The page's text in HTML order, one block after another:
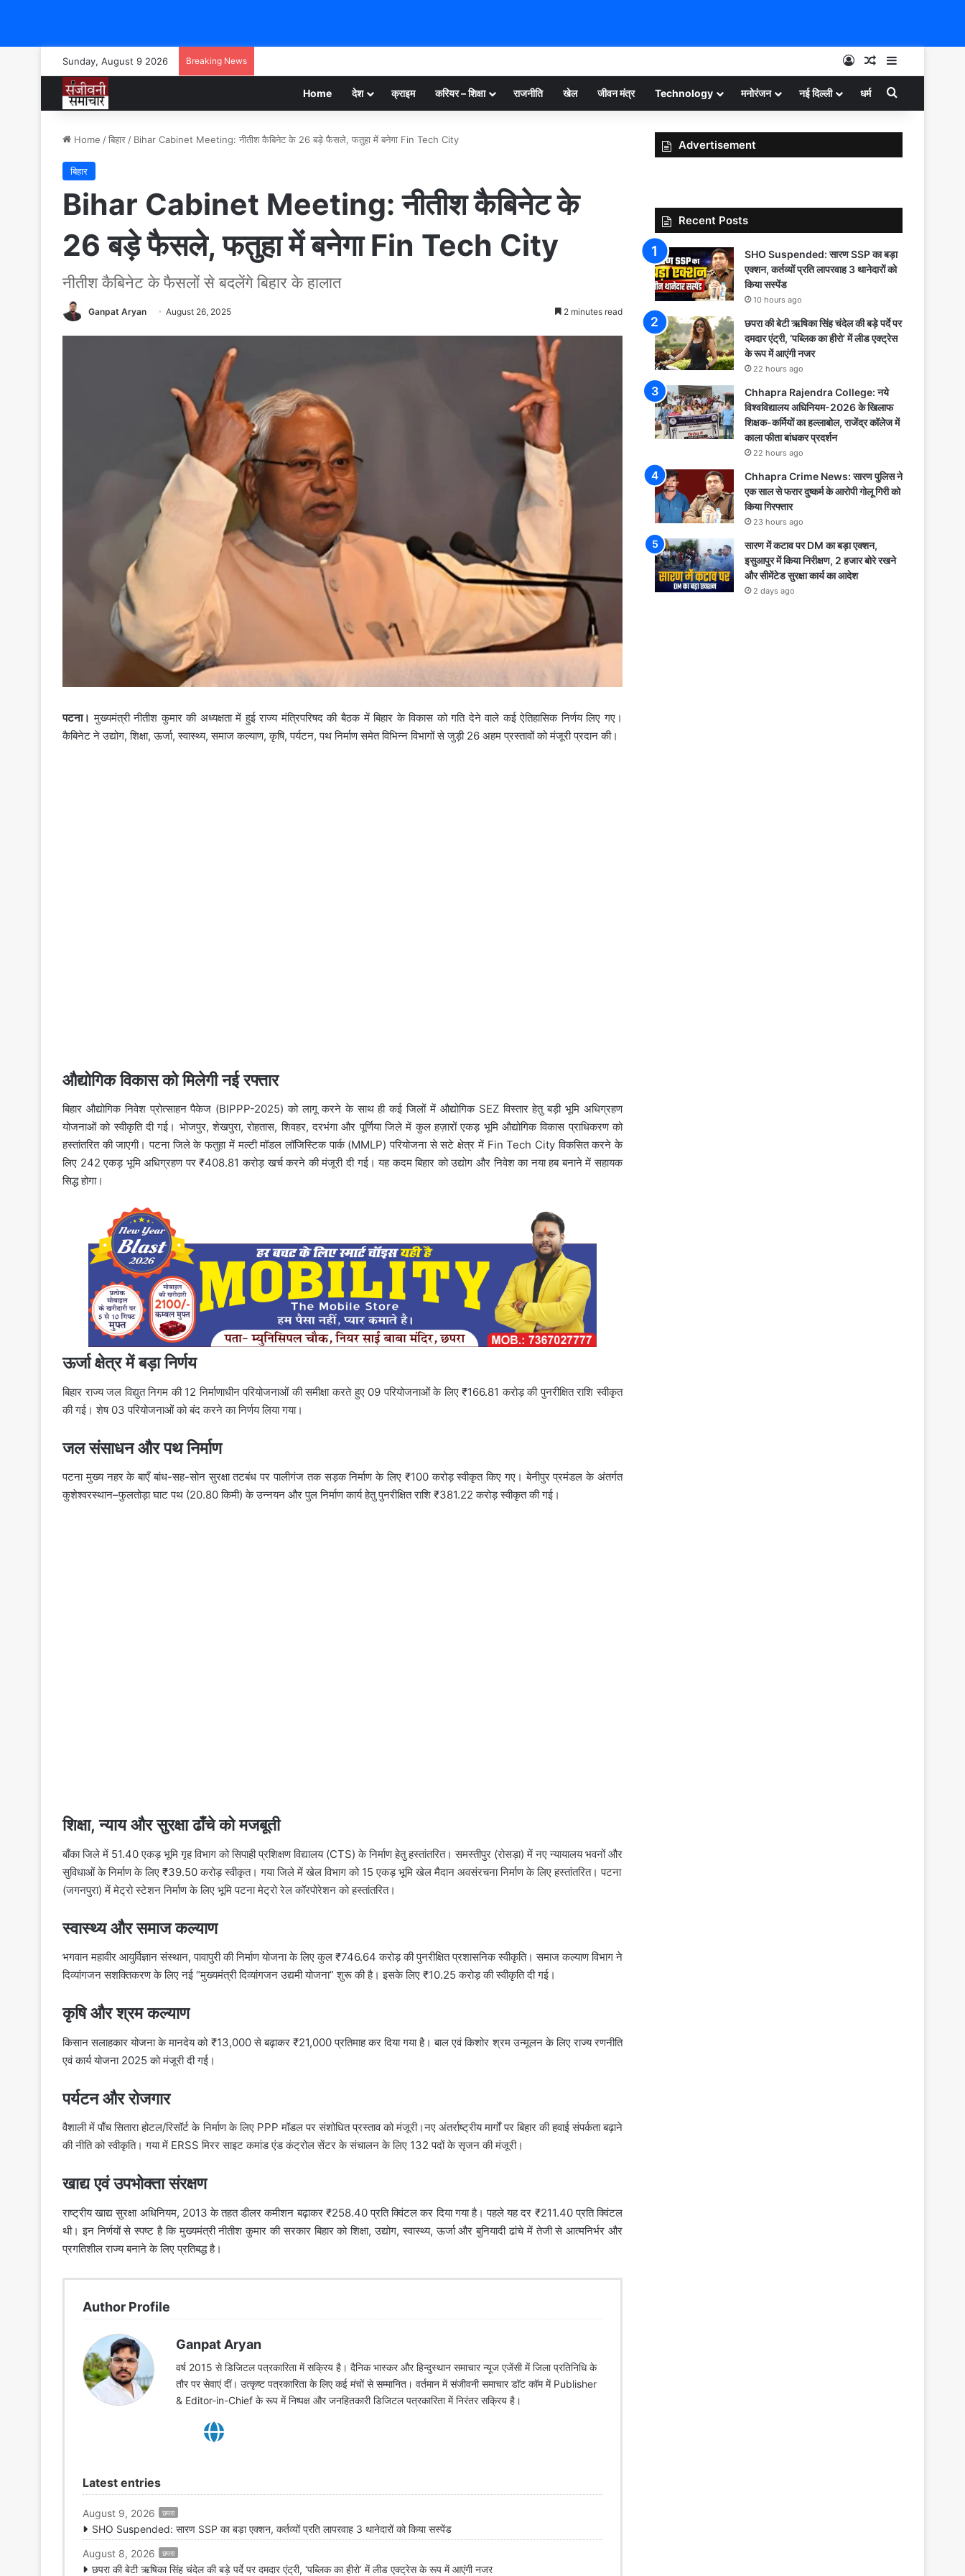
Sunday, August 9 2026 Breaking News Log InRandom Article
Sidebar
Home देश क्राइम करियर – शिक्षा राजनीति खेल जीवन मंत्र Technology मनोरंजन नई दिल्ली धर्म Search for
Home /बिहार / Bihar Cabinet Meeting: नीतीश कैबिनेट के 26 बड़े फैसले, फतुहा में बनेगा Fin Tech City
बिहार
Bihar Cabinet Meeting: नीतीश कैबिनेट के
26 बड़े फैसले, फतुहा में बनेगा Fin Tech City
नीतीश कैबिनेट के फैसलों से बदलेंगे बिहार के हालात
Ganpat Aryan August 26, 2025 2 minutes read
पटना। मुख्यमंत्री नीतीश कुमार की अध्यक्षता में हुई राज्य मंत्रिपरिषद की बैठक में बिहार के विकास को गति देने वाले कई ऐतिहासिक निर्णय लिए गए।
कैबिनेट ने उद्योग, शिक्षा, ऊर्जा, स्वास्थ्य, समाज कल्याण, कृषि, पर्यटन, पथ निर्माण समेत विभिन्न विभागों से जुड़ी 26 अहम प्रस्तावों को मंजूरी प्रदान की।
औद्योगिक विकास को मिलेगी नई रफ्तार
बिहार औद्योगिक निवेश प्रोत्साहन पैकेज (BIPPP-2025) को लागू करने के साथ ही कई जिलों में औद्योगिक SEZ विस्तार हेतु बड़ी भूमि अधिग्रहण
योजनाओं को स्वीकृति दी गई। भोजपुर, शेखपुरा, रोहतास, शिवहर, दरभंगा और पूर्णिया जिले में कुल हज़ारों एकड़ भूमि औद्योगिक विकास प्राधिकरण को
हस्तांतरित की जाएगी। पटना जिले के फतुहा में मल्टी मॉडल लॉजिस्टिक पार्क (MMLP) परियोजना से सटे क्षेत्र में Fin Tech City विकसित करने के
लिए 242 एकड़ भूमि अधिग्रहण पर ₹408.81 करोड़ खर्च करने की मंजूरी दी गई। यह कदम बिहार को उद्योग और निवेश का नया हब बनाने में सहायक
सिद्ध होगा।
ऊर्जा क्षेत्र में बड़ा निर्णय
बिहार राज्य जल विद्युत निगम की 12 निर्माणाधीन परियोजनाओं की समीक्षा करते हुए 09 परियोजनाओं के लिए ₹166.81 करोड़ की पुनरीक्षित राशि स्वीकृत
की गई। शेष 03 परियोजनाओं को बंद करने का निर्णय लिया गया।
जल संसाधन और पथ निर्माण
पटना मुख्य नहर के बाएँ बांध-सह-सोन सुरक्षा तटबंध पर पालीगंज तक सड़क निर्माण के लिए ₹100 करोड़ स्वीकृत किए गए। बेनीपुर प्रमंडल के अंतर्गत
कुशेश्वरस्थान–फुलतोड़ा घाट पथ (20.80 किमी) के उन्नयन और पुल निर्माण कार्य हेतु पुनरीक्षित राशि ₹381.22 करोड़ स्वीकृत की गई।
शिक्षा, न्याय और सुरक्षा ढाँचे को मजबूती
बाँका जिले में 51.40 एकड़ भूमि गृह विभाग को सिपाही प्रशिक्षण विद्यालय (CTS) के निर्माण हेतु हस्तांतरित। समस्तीपुर (रोसड़ा) में नए न्यायालय भवनों और
सुविधाओं के निर्माण के लिए ₹39.50 करोड़ स्वीकृत। गया जिले में खेल विभाग को 15 एकड़ भूमि खेल मैदान अवसंरचना निर्माण के लिए हस्तांतरित। पटना
(जगनपुरा) में मेट्रो स्टेशन निर्माण के लिए भूमि पटना मेट्रो रेल कॉरपोरेशन को हस्तांतरित।
स्वास्थ्य और समाज कल्याण
भगवान महावीर आयुर्विज्ञान संस्थान, पावापुरी की निर्माण योजना के लिए कुल ₹746.64 करोड़ की पुनरीक्षित प्रशासनिक स्वीकृति। समाज कल्याण विभाग ने
दिव्यांगजन सशक्तिकरण के लिए नई “मुख्यमंत्री दिव्यांगजन उद्यमी योजना” शुरू की है। इसके लिए ₹10.25 करोड़ की स्वीकृति दी गई।
कृषि और श्रम कल्याण
किसान सलाहकार योजना के मानदेय को ₹13,000 से बढ़ाकर ₹21,000 प्रतिमाह कर दिया गया है। बाल एवं किशोर श्रम उन्मूलन के लिए राज्य रणनीति
एवं कार्य योजना 2025 को मंजूरी दी गई।
पर्यटन और रोजगार
वैशाली में पाँच सितारा होटल/रिसॉर्ट के निर्माण के लिए PPP मॉडल पर संशोधित प्रस्ताव को मंजूरी।नए अंतर्राष्ट्रीय मार्गों पर बिहार की हवाई संपर्कता बढ़ाने
की नीति को स्वीकृति। गया में ERSS मिरर साइट कमांड एंड कंट्रोल सेंटर के संचालन के लिए 132 पदों के सृजन की मंजूरी।
खाद्य एवं उपभोक्ता संरक्षण
राष्ट्रीय खाद्य सुरक्षा अधिनियम, 2013 के तहत डीलर कमीशन बढ़ाकर ₹258.40 प्रति क्विंटल कर दिया गया है। पहले यह दर ₹211.40 प्रति क्विंटल
थी। इन निर्णयों से स्पष्ट है कि मुख्यमंत्री नीतीश कुमार की सरकार बिहार को शिक्षा, उद्योग, स्वास्थ्य, ऊर्जा और बुनियादी ढांचे में तेजी से आत्मनिर्भर और
प्रगतिशील राज्य बनाने के लिए प्रतिबद्ध है।
Author Profile
Ganpat Aryan
वर्ष 2015 से डिजिटल पत्रकारिता में सक्रिय है। दैनिक भास्कर और हिन्दुस्थान समाचार न्यूज एजेंसी में जिला प्रतिनिधि के
तौर पर सेवाएं दीं। उत्कृष्ट पत्रकारिता के लिए कई मंचों से सम्मानित। वर्तमान में संजीवनी समाचार डॉट कॉम में Publisher
& Editor-in-Chief के रूप में निष्पक्ष और जनहितकारी डिजिटल पत्रकारिता में निरंतर सक्रिय है।
Latest entries
August 9, 2026 छपरा
SHO Suspended: सारण SSP का बड़ा एक्शन, कर्तव्यों प्रति लापरवाह 3 थानेदारों को किया सस्पेंड
August 8, 2026
छपरा
छपरा की बेटी ऋषिका सिंह चंदेल की बड़े पर्दे पर दमदार एंट्री, ‘पब्लिक का हीरो’ में लीड एक्ट्रेस के रूप में आएंगी नजर
Advertisement
Recent Posts
SHO Suspended: सारण SSP का बड़ा
एक्शन, कर्तव्यों प्रति लापरवाह 3 थानेदारों को
किया सस्पेंड
10 hours ago
छपरा की बेटी ऋषिका सिंह चंदेल की बड़े पर्दे पर
दमदार एंट्री, ‘पब्लिक का हीरो’ में लीड एक्ट्रेस
के रूप में आएंगी नजर
22 hours ago
Chhapra Rajendra College: नये
विश्वविद्यालय अधिनियम-2026 के खिलाफ
शिक्षक-कर्मियों का हल्लाबोल, राजेंद्र कॉलेज में
काला फीता बांधकर प्रदर्शन
22 hours ago
Chhapra Crime News: सारण पुलिस ने
एक साल से फरार दुष्कर्म के आरोपी गोलू गिरी को
किया गिरफ्तार
23 hours ago
सारण में कटाव पर DM का बड़ा एक्शन,
इसुआपुर में किया निरीक्षण, 2 हजार बोरे रखने
और सीमेंटेड सुरक्षा कार्य का आदेश
2 days ago